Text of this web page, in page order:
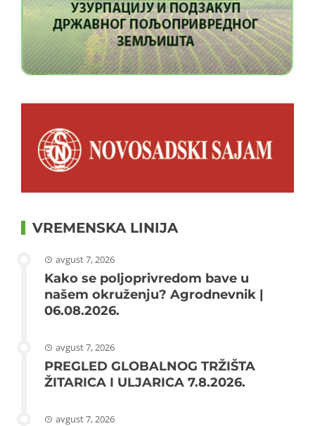
VREMENSKA LINIJA
avgust 7, 2026
Kako se poljoprivredom bave u
našem okruženju? Agrodnevnik |
06.08.2026.
avgust 7, 2026
PREGLED GLOBALNOG TRŽIŠTA
ŽITARICA I ULJARICA 7.8.2026.
avgust 7, 2026